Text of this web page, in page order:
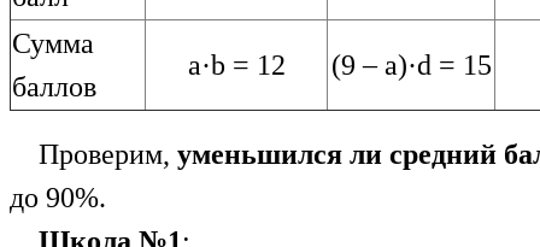
Сумма
баллов
a·b = 12 (9 – a)·d = 15
Проверим, уменьшился ли средний
до 90%.